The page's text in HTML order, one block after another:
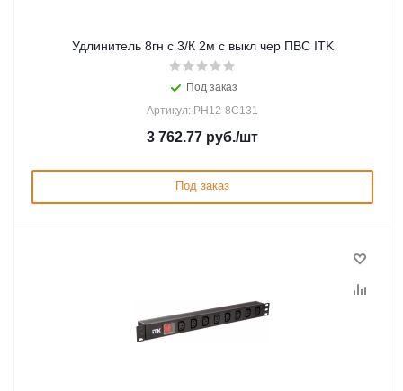
Удлинитель 8гн с 3/К 2м с выкл чер ПВС ITK
Под заказ
Артикул: PH12-8C131
3 762.77 руб./шт
Под заказ